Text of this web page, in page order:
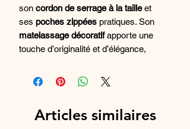
son cordon de serrage à la tailleet
ses poches zippées pratiques. Son
matelassage décoratifapporte une
touche d’originalité et d’élégance,
extensible assure un confort optimal
au quotidien. Disponible en deux
envies.Articles similaires